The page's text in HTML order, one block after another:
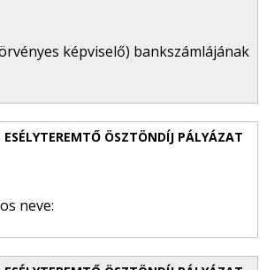
képviselő) bankszámlájának
neve: